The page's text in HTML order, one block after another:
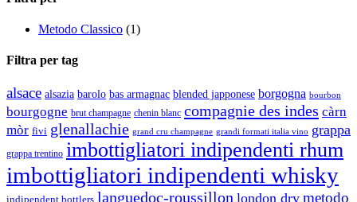
Metodo Classico (1)
Filtra per tag
alsace alsazia barolo bas armagnac blended japponese borgogna bourbon
bourgogne brut champagne chenin blanc compagnie des indes càrn
mòr fivi glenallachie grand cru champagne grandi formati italia vino grappa
grappa trentino imbottigliatori indipendenti rhum
imbottigliatori indipendenti whisky
languedoc-roussillon london dry metodo